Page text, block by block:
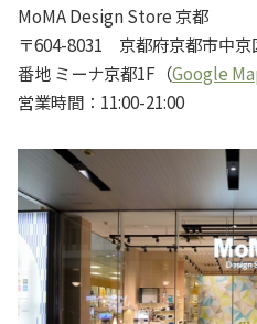
MoMA Design Store 京都
〒604-8031 京都府京都市中京
番地 ミーナ京都1F（Google
営業時間：11:00-21:00